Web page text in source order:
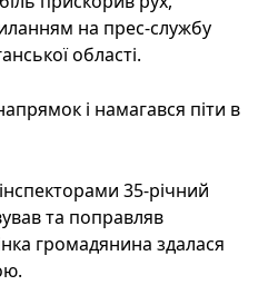
на прес-службу
області.
і намагався піти в
35-річний
та поправляв
громадянина здалася